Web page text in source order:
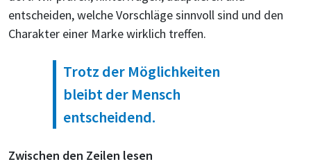
entscheiden, welche Vorschläge sinnvoll sind und den
Charakter einer Marke wirklich treffen.
Trotz der Möglichkeiten
bleibt der Mensch
entscheidend.
Zwischen den Zeilen lesen